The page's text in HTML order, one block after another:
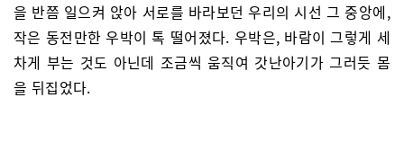
을 반쯤 일으켜 앉아 서로를 바라보던 우리의 시선 그 중앙에,
작은 동전만한 우박이 톡 떨어졌다. 우박은, 바람이 그렇게 세
차게 부는 것도 아닌데 조금씩 움직여 갓난아기가 그러듯 몸
을 뒤집었다.